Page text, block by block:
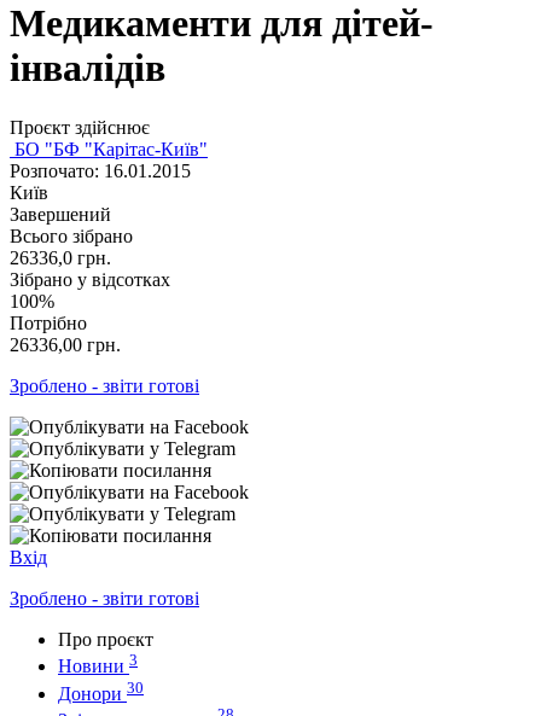
Медикаменти для дітей-
інвалідів
Проєкт здійснює
БО "БФ "Карітас-Київ"
Розпочато: 16.01.2015
Київ
Завершений
Всього зібрано
26336,0 грн.
Зібрано у відсотках
100%
Потрібно
26336,00 грн.
Зроблено - звіти готові
Вхід
Зроблено - звіти готові
Про проєкт
Новини 3
Донори 30